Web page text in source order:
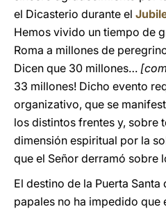
el Dicasterio durante el
Hemos vivido un tiempo de
Roma a millones de
Dicen que 30 millones…
33 millones! Dicho evento
organizativo, que se
los distintos frentes y, sobre
dimensión espiritual por la
que el Señor derramó sobre
El destino de la Puerta
papales no ha impedido que